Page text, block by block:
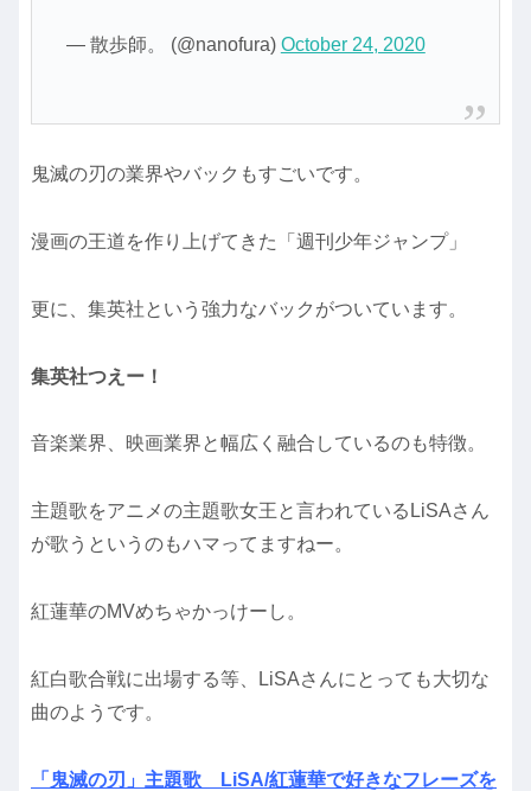
— 散歩師。 (@nanofura) October 24, 2020
鬼滅の刃の業界やバックもすごいです。
漫画の王道を作り上げてきた「週刊少年ジャンプ」
更に、集英社という強力なバックがついています。
集英社つえー！
音楽業界、映画業界と幅広く融合しているのも特徴。
主題歌をアニメの主題歌女王と言われているLiSAさん
が歌うというのもハマってますねー。
紅蓮華のMVめちゃかっけーし。
紅白歌合戦に出場する等、LiSAさんにとっても大切な
曲のようです。
「鬼滅の刃」主題歌 LiSA/紅蓮華で好きなフレーズを